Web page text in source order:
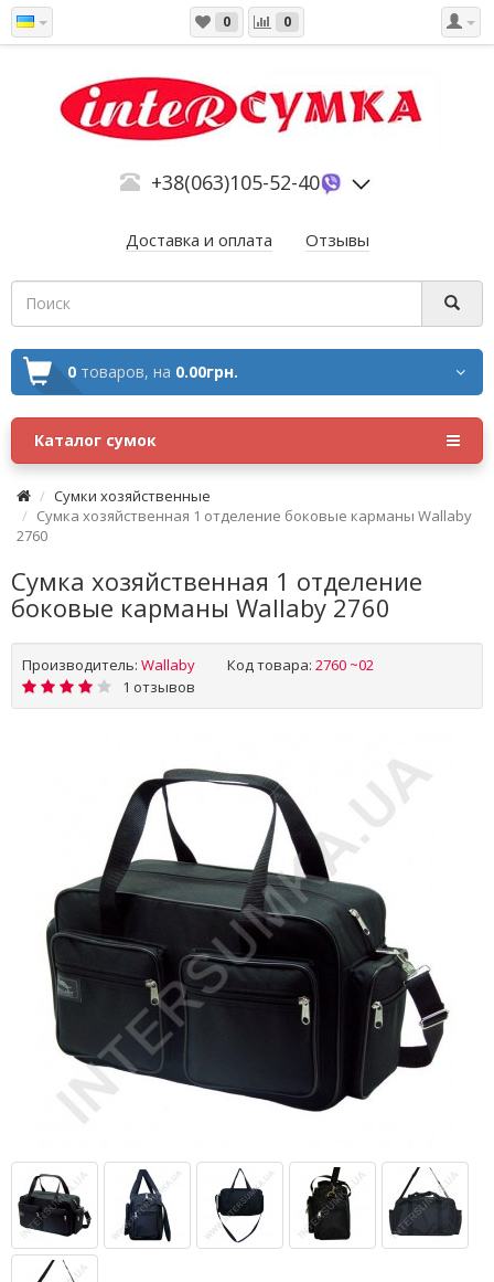
0 0
+38(063)105-52-40
Доставка и оплата Отзывы
0 товаров, на 0.00грн.
Каталог сумок
Сумки хозяйственные
Сумка хозяйственная 1 отделение боковые карманы Wallaby
2760
Сумка хозяйственная 1 отделение
боковые карманы Wallaby 2760
Производитель: Wallaby Код товара: 2760 ~02
1 отзывов